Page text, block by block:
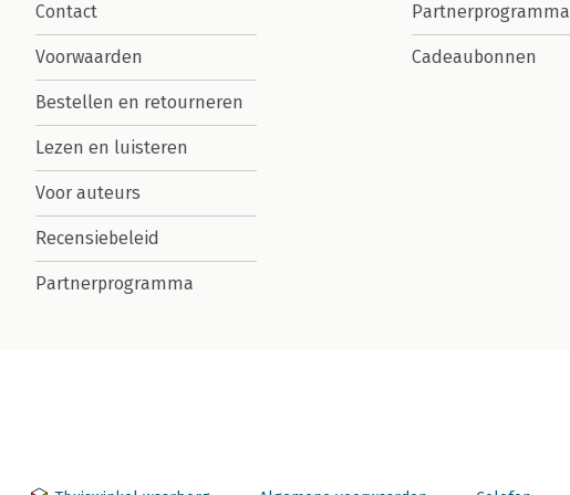
Contact
Voorwaarden
Bestellen en retourneren
Lezen en luisteren
Voor auteurs
Recensiebeleid
Partnerprogramma
Partnerprogramma
Cadeaubonnen